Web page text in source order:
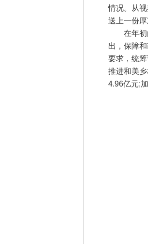
情况。从
送上一份厚
在年初的
出，保障
要求，统
推进和美
4.96亿元;